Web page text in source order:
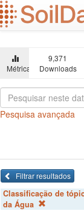
Ir
para
o
principal
Métricas
9,371
Downloads
Pesquisa avançada
Filtrar resultados
Classificação de
da Água